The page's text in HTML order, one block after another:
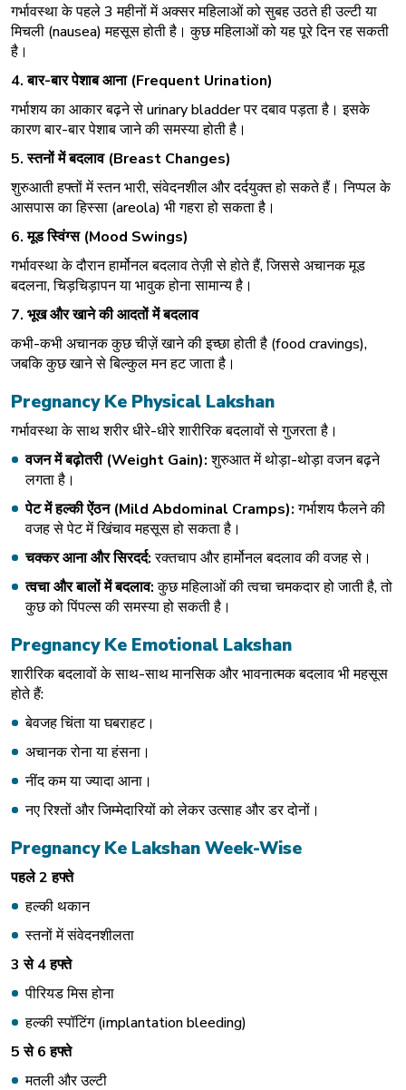
गर्भावस्था के पहले 3 महीनों में अक्सर महिलाओं को सुबह उठते ही उल्टी या
मिचली (nausea) महसूस होती है। कुछ महिलाओं को यह पूरे दिन रह सकती
है।
4.बार-बारपेशाबआना(Frequent Urination)
गर्भाशय का आकार बढ़ने सेurinary bladderपर दबाव पड़ता है। इसके
कारण बार-बार पेशाब जाने की समस्या होती है।
5.स्तनोंमेंबदलाव(Breast Changes)
शुरुआती हफ्तों में स्तन भारी, संवेदनशील और दर्दयुक्त हो सकते हैं। निप्पल के
आसपास का हिस्सा (areola) भी गहरा हो सकता है।
6.मूडस्विंग्स(Mood Swings)
गर्भावस्था के दौरान हार्मोनल बदलाव तेज़ी से होते हैं, जिससे अचानक मूड
बदलना, चिड़चिड़ापन या भावुक होना सामान्य है।
7. भूखऔरखानेकीआदतोंमेंबदलाव
कभी-कभी अचानक कुछ चीज़ें खाने की इच्छा होती है (food cravings),
जबकि कुछ खाने से बिल्कुल मन हट जाता है।
Pregnancy Ke Physical Lakshan
गर्भावस्था के साथ शरीर धीरे-धीरे शारीरिक बदलावों से गुजरता है।
वजनमेंबढ़ोतरी(Weight Gain):शुरुआत में थोड़ा-थोड़ा वजन बढ़ने
लगता है।
पेटमेंहल्कीऐंठन(Mild Abdominal Cramps):गर्भाशय फैलने की
वजह से पेट में खिंचाव महसूस हो सकता है।
चक्करआनाऔरसिरदर्द:रक्तचाप और हार्मोनल बदलाव की वजह से।
त्वचाऔरबालोंमेंबदलाव:कुछ महिलाओं की त्वचा चमकदार हो जाती है, तो
कुछ को पिंपल्स की समस्या हो सकती है।
Pregnancy Ke Emotional Lakshan
शारीरिक बदलावों के साथ-साथ मानसिक और भावनात्मक बदलाव भी महसूस
होते हैं:
बेवजह चिंता या घबराहट।
अचानक रोना या हंसना।
नींद कम या ज्यादा आना।
नए रिश्तों और जिम्मेदारियों को लेकर उत्साह और डर दोनों।
Pregnancy Ke Lakshan Week-Wise
पहले2हफ्ते
हल्की थकान
स्तनों में संवेदनशीलता
3से4हफ्ते
पीरियड मिस होना
हल्की स्पॉटिंग (implantation bleeding)
5से6हफ्ते
मतली और उल्टी